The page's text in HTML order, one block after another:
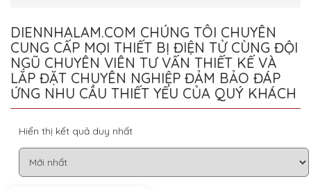
DIENNHALAM.COM CHÚNG TÔI CHUYÊN
CUNG CẤP MỌI THIẾT BỊ ĐIỆN TỬ CÙNG ĐỘI
NGŨ CHUYÊN VIÊN TƯ VẤN THIẾT KẾ VÀ
LẮP ĐẶT CHUYÊN NGHIỆP ĐẢM BẢO ĐÁP
ỨNG NHU CẦU THIẾT YẾU CỦA QUÝ KHÁCH
Hiển thị kết quả duy nhất